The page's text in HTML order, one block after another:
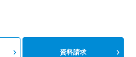
資料請求